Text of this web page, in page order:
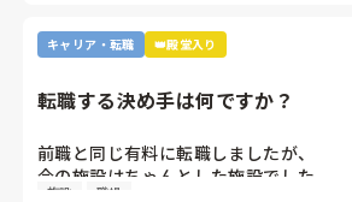
キャリア・転職 👑殿堂入り
転職する決め手は何ですか？
前職と同じ有料に転職しましたが、
今の施設はちゃんとした施設でした。
施設 職場